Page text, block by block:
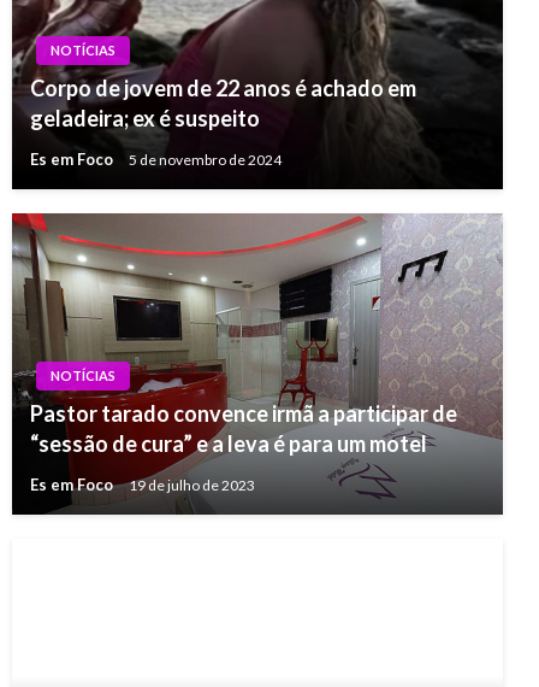
NOTÍCIAS
Corpo de jovem de 22 anos é achado em
geladeira; ex é suspeito
Es em Foco 5 de novembro de 2024
NOTÍCIAS
Pastor tarado convence irmã a participar de
“sessão de cura” e a leva é para um motel
Es em Foco 19 de julho de 2023